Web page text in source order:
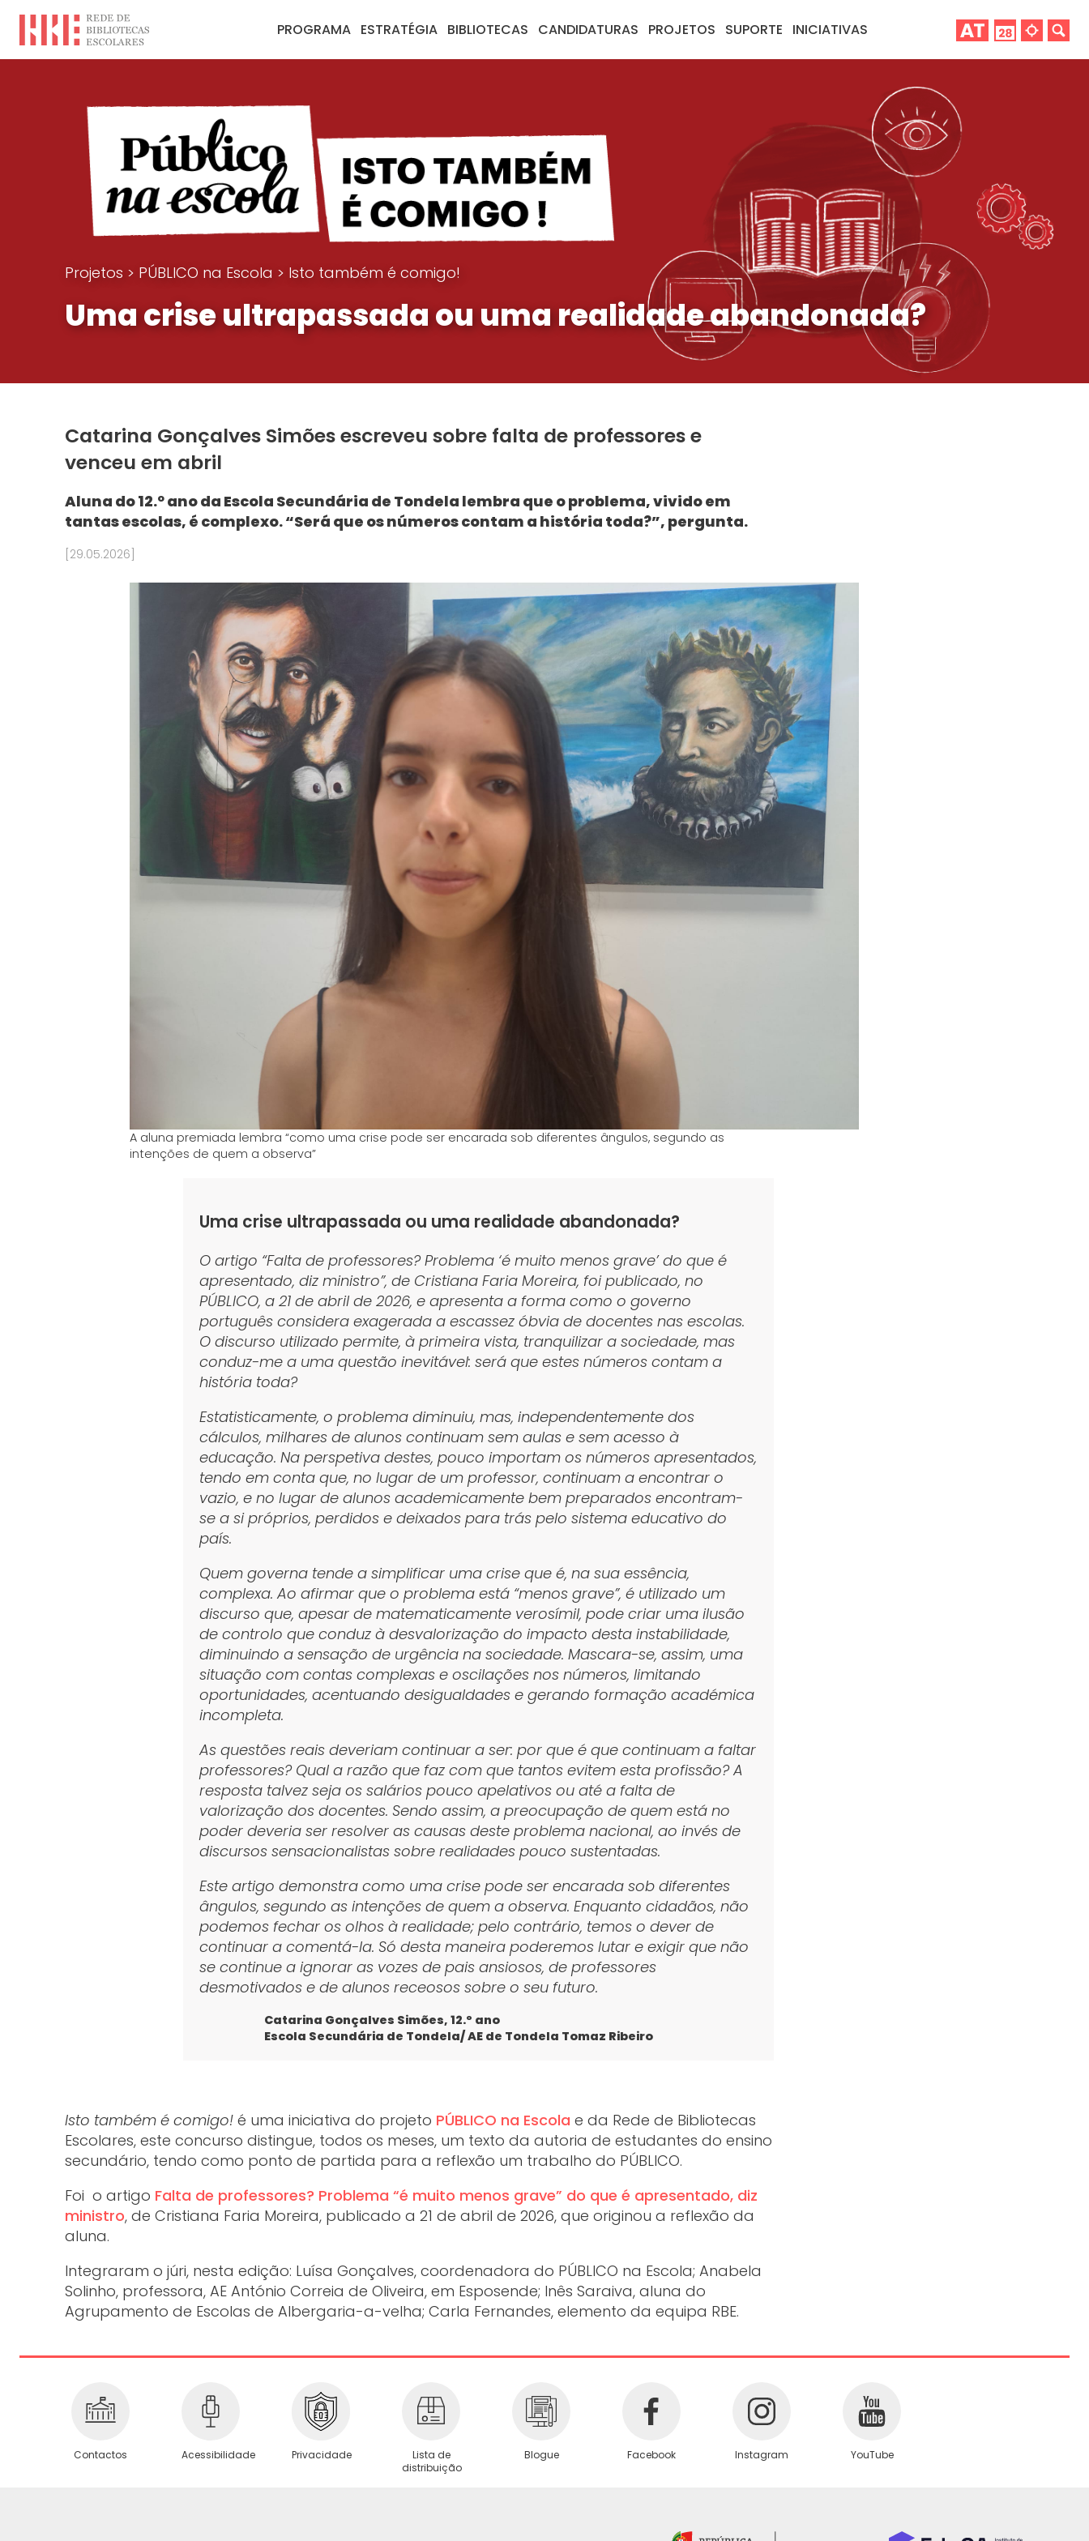
PROGRAMA ESTRATÉGIA BIBLIOTECAS CANDIDATURAS PROJETOS SUPORTE INICIATIVAS
Projetos > PÚBLICO na Escola > Isto também é comigo!
Uma crise ultrapassada ou uma realidade abandonada?
Catarina Gonçalves Simões escreveu sobre falta de professores e
venceu em abril
Aluna do 12.º ano da Escola Secundária de Tondela lembra que o problema, vivido em
tantas escolas, é complexo. “Será que os números contam a história toda?”, pergunta.
[29.05.2026]
A aluna premiada lembra “como uma crise pode ser encarada sob diferentes ângulos, segundo as
intenções de quem a observa”
Uma crise ultrapassada ou uma realidade abandonada?
O artigo “Falta de professores? Problema ‘é muito menos grave’ do que é
apresentado, diz ministro”, de Cristiana Faria Moreira, foi publicado, no
PÚBLICO, a 21 de abril de 2026, e apresenta a forma como o governo
português considera exagerada a escassez óbvia de docentes nas escolas.
O discurso utilizado permite, à primeira vista, tranquilizar a sociedade, mas
conduz-me a uma questão inevitável: será que estes números contam a
história toda?
Estatisticamente, o problema diminuiu, mas, independentemente dos
cálculos, milhares de alunos continuam sem aulas e sem acesso à
educação. Na perspetiva destes, pouco importam os números apresentados,
tendo em conta que, no lugar de um professor, continuam a encontrar o
vazio, e no lugar de alunos academicamente bem preparados encontram-
se a si próprios, perdidos e deixados para trás pelo sistema educativo do
país.
Quem governa tende a simplificar uma crise que é, na sua essência,
complexa. Ao afirmar que o problema está “menos grave”, é utilizado um
discurso que, apesar de matematicamente verosímil, pode criar uma ilusão
de controlo que conduz à desvalorização do impacto desta instabilidade,
diminuindo a sensação de urgência na sociedade. Mascara-se, assim, uma
situação com contas complexas e oscilações nos números, limitando
oportunidades, acentuando desigualdades e gerando formação académica
incompleta.
As questões reais deveriam continuar a ser: por que é que continuam a faltar
professores? Qual a razão que faz com que tantos evitem esta profissão? A
resposta talvez seja os salários pouco apelativos ou até a falta de
valorização dos docentes. Sendo assim, a preocupação de quem está no
poder deveria ser resolver as causas deste problema nacional, ao invés de
discursos sensacionalistas sobre realidades pouco sustentadas.
Este artigo demonstra como uma crise pode ser encarada sob diferentes
ângulos, segundo as intenções de quem a observa. Enquanto cidadãos, não
podemos fechar os olhos à realidade; pelo contrário, temos o dever de
continuar a comentá-la. Só desta maneira poderemos lutar e exigir que não
se continue a ignorar as vozes de pais ansiosos, de professores
desmotivados e de alunos receosos sobre o seu futuro.
Catarina Gonçalves Simões, 12.º ano
Escola Secundária de Tondela/ AE de Tondela Tomaz Ribeiro
Isto também é comigo! é uma iniciativa do projeto PÚBLICO na Escola e da Rede de Bibliotecas
Escolares, este concurso distingue, todos os meses, um texto da autoria de estudantes do ensino
secundário, tendo como ponto de partida para a reflexão um trabalho do PÚBLICO.
Foi o artigo Falta de professores? Problema “é muito menos grave” do que é apresentado, diz
ministro, de Cristiana Faria Moreira, publicado a 21 de abril de 2026, que originou a reflexão da
aluna.
Integraram o júri, nesta edição: Luísa Gonçalves, coordenadora do PÚBLICO na Escola; Anabela
Solinho, professora, AE António Correia de Oliveira, em Esposende; Inês Saraiva, aluna do
Agrupamento de Escolas de Albergaria-a-velha; Carla Fernandes, elemento da equipa RBE.
Contactos Acessibilidade Privacidade
Lista de
distribuição
Blogue Facebook Instagram YouTube